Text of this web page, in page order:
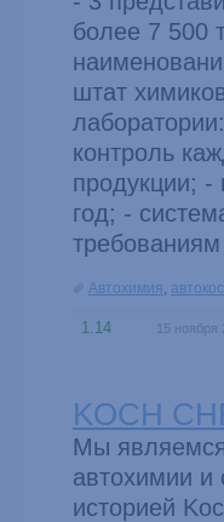
более 7 500
штат
контроль
продукции;
год; -
Автохимия,
1.14 15 ноября
KOCH
Мы
автохимии и
историей